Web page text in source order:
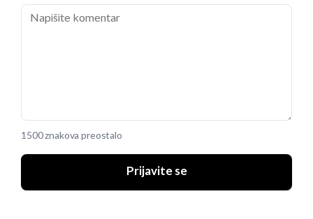
1500 znakova preostalo
Prijavite se